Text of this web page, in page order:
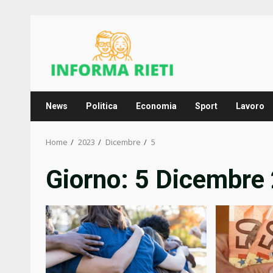
News Politica Economia Sport Lavoro
Home 2023 Dicembre 5
Giorno: 5 Dicembre